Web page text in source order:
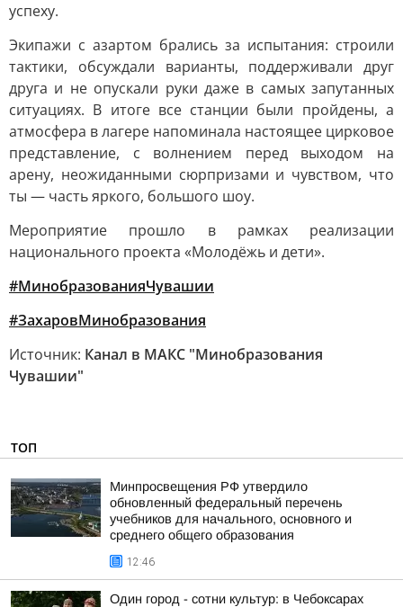
успеху.
Экипажи с азартом брались за испытания: строили
тактики, обсуждали варианты, поддерживали друг
друга и не опускали руки даже в самых запутанных
ситуациях. В итоге все станции были пройдены, а
атмосфера в лагере напоминала настоящее цирковое
представление, с волнением перед выходом на
арену, неожиданными сюрпризами и чувством, что
ты — часть яркого, большого шоу.
Мероприятие прошло в рамках реализации
национального проекта «Молодёжь и дети».
#МинобразованияЧувашии
#ЗахаровМинобразования
Источник: Канал в МАКС "Минобразования
Чувашии"
ТОП
Минпросвещения РФ утвердило
обновленный федеральный перечень
учебников для начального, основного и
среднего общего образования
12:46
Один город - сотни культур: в Чебоксарах